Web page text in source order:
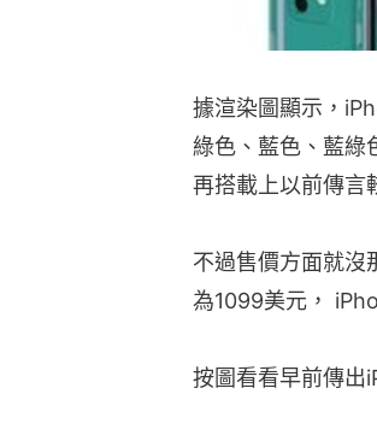
據渲染圖顯示，
綠色、藍色、藍綠
再搭載上以前傳言
不過售價方面就沒
為1099美元，
按圖看看早前傳